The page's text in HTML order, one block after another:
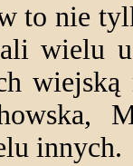
to nie
wielu
innych.